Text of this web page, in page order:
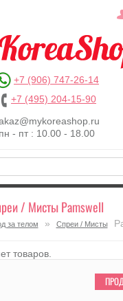
+7 (906) 747-26-14
+7 (495) 204-15-90
пн - пт : 10.00 - 18.00
/ Мисты Pamswell
за телом » Спреи / Мисты
товаров.